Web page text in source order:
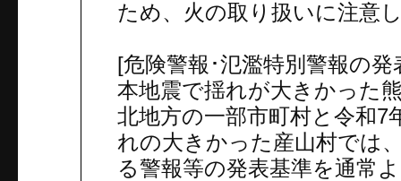
ため、火の取り扱いに注意
[危険警報･氾濫特別警報の
本地震で揺れが大きかった
北地方の一部市町村と令和7
れの大きかった産山村では
る警報等の発表基準を通常